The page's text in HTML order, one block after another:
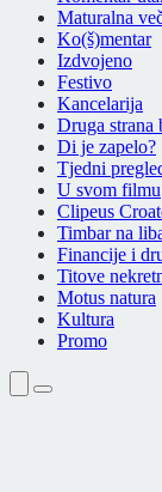
Maturalna
Ko(š)mentar
Izdvojeno
Festivo
Kancelarija
Druga strana
Di je zapelo?
Tjedni
U svom filmu
Clipeus
Timbar na
Financije i
Titove
Motus natura
Kultura
Promo